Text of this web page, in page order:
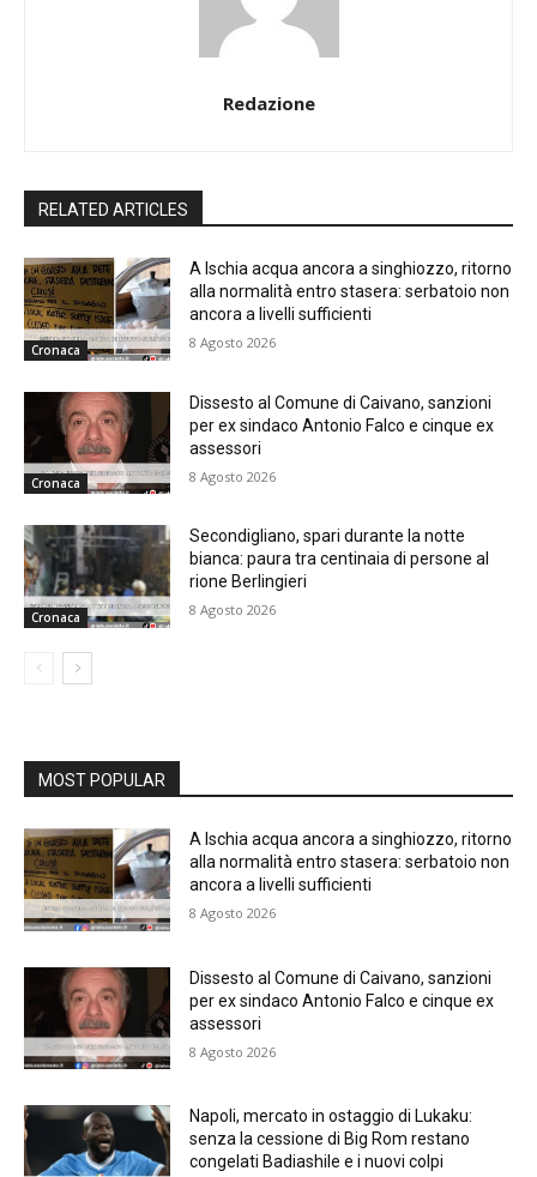
Redazione
RELATED ARTICLES
Cronaca
A Ischia acqua ancora a singhiozzo, ritorno
alla normalità entro stasera: serbatoio non
ancora a livelli sufficienti
8 Agosto 2026
Cronaca
Dissesto al Comune di Caivano, sanzioni
per ex sindaco Antonio Falco e cinque ex
assessori
8 Agosto 2026
Cronaca
Secondigliano, spari durante la notte
bianca: paura tra centinaia di persone al
rione Berlingieri
8 Agosto 2026
MOST POPULAR
A Ischia acqua ancora a singhiozzo, ritorno
alla normalità entro stasera: serbatoio non
ancora a livelli sufficienti
8 Agosto 2026
Dissesto al Comune di Caivano, sanzioni
per ex sindaco Antonio Falco e cinque ex
assessori
8 Agosto 2026
Napoli, mercato in ostaggio di Lukaku:
senza la cessione di Big Rom restano
congelati Badiashile e i nuovi colpi